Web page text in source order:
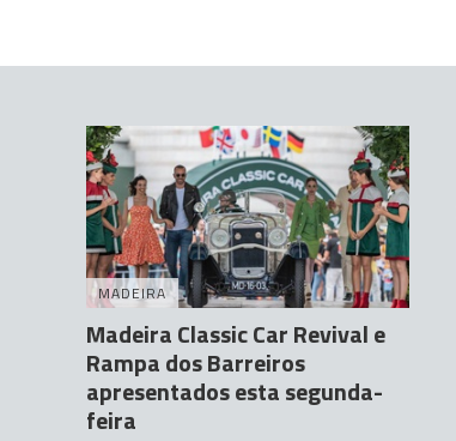
MADEIRA
Madeira Classic Car Revival e
Rampa dos Barreiros
apresentados esta segunda-
feira